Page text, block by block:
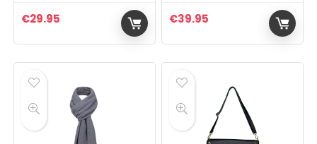
€29.95 €39.95